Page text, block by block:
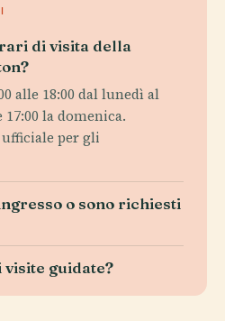
di visita della
alle 18:00 dal lunedì al
17:00 la domenica.
per gli
o sono richiesti
visite guidate?